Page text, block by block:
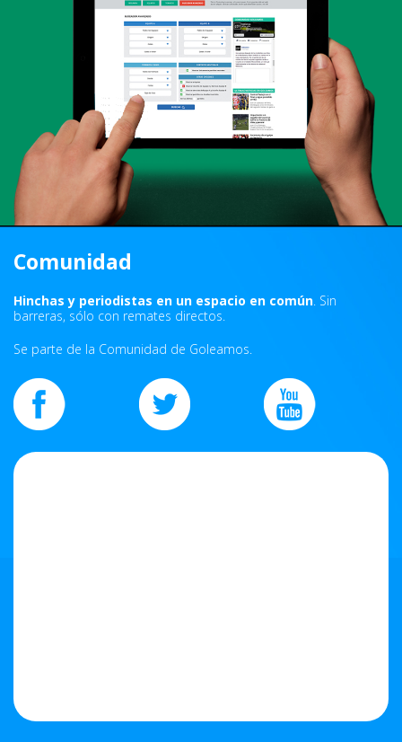
Comunidad
Hinchas y periodistas en un espacio en común . Sin
barreras, sólo con remates directos.
Se parte de la Comunidad de Goleamos.